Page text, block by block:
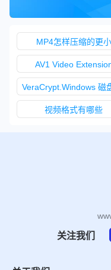
MP4怎样压缩的更小
AV1 Video
视频格式有哪些
关注我们